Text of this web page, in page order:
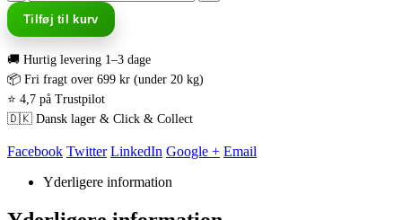
Tilføj til kurv
🚚 Hurtig levering 1–3 dage
📦 Fri fragt over 699 kr (under 20 kg)
⭐ 4,7 på Trustpilot
🇩🇰 Dansk lager & Click & Collect
Facebook Twitter LinkedIn Google + Email
Yderligere information